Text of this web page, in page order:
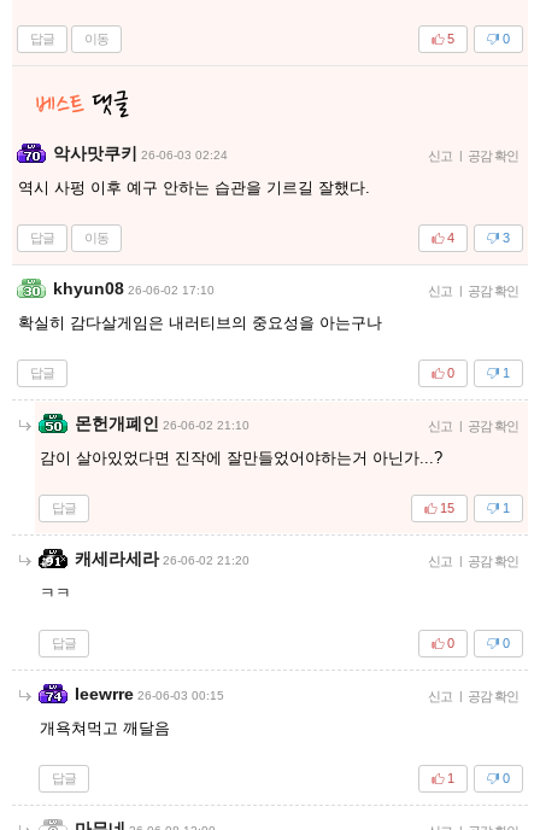
답글 이동 0
5
악사맛쿠키 26-06-03 02:24 신고 | 공감 확인
역시 사펑 이후 예구 안하는 습관을 기르길 잘했다.
답글 이동 3
4
khyun08 26-06-02 17:10 신고 | 공감 확인
확실히 감다살게임은 내러티브의 중요성을 아는구나
답글 1
0
몬헌개폐인 26-06-02 21:10 신고 | 공감 확인
감이 살아있었다면 진작에 잘만들었어야하는거 아닌가...?
답글 1
15
캐세라세라 26-06-02 21:20 신고 | 공감 확인
ㅋㅋ
답글 0
0
Ieewrre 26-06-03 00:15 신고 | 공감 확인
개욕쳐먹고 깨달음
답글 0
1